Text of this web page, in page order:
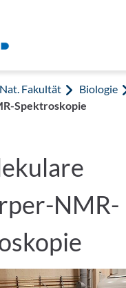
Fakultät Biologie
Spektroskopie
NMR-